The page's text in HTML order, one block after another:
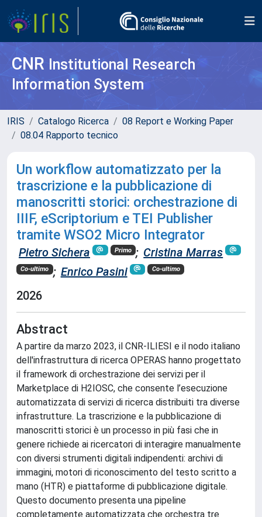
CNR Institutional Research
Information System
IRIS Catalogo Ricerca
08 Report e Working Paper
08.04 Rapporto tecnico
Un workflow automatizzato per la
trascrizione e la pubblicazione di
manoscritti storici: orchestrazione di
IIIF, eScriptorium e TEI Publisher
tramite WSO2 Micro Integrator
Pietro Sichera Primo ; Cristina Marras
Co-ultimo ; Enrico Pasini Co-ultimo
2026
Abstract
A partire da marzo 2023, il CNR-ILIESI e il nodo italiano
dell'infrastruttura di ricerca OPERAS hanno progettato
il framework di orchestrazione dei servizi per il
Marketplace di H2IOSC, che consente l’esecuzione
automatizzata di servizi di ricerca distribuiti tra diverse
infrastrutture. La trascrizione e la pubblicazione di
manoscritti storici è un processo in più fasi che in
genere richiede ai ricercatori di interagire manualmente
con diversi strumenti digitali indipendenti: archivi di
immagini, motori di riconoscimento del testo scritto a
mano (HTR) e piattaforme di pubblicazione digitale.
Questo documento presenta una pipeline
completamente automatizzata che orchestra tre